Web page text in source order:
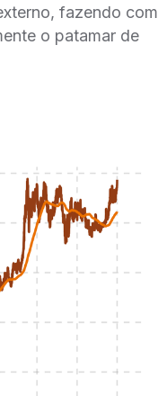
fazendo com
o patamar de